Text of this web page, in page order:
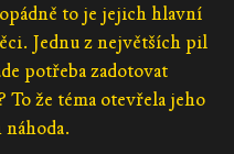
to je jejich hlavní
Jednu z největších pil
potřeba zadotovat
že téma otevřela jeho